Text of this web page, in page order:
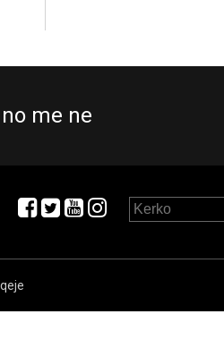
me ne